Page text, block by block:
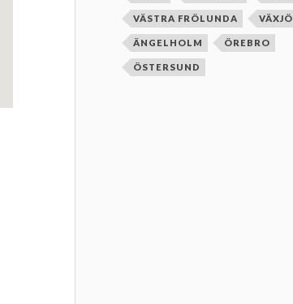
VÄSTRA FRÖLUNDA VÄXJÖ
ÄNGELHOLM ÖREBRO
ÖSTERSUND